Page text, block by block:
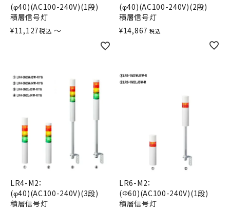
補修パーツ
パトライトカタログ
(φ40)(AC100-240V)(1段)
積層信号灯
¥11,127税込 〜
(φ40)(AC100-240V)(2段)
積層信号灯
¥14,867 税込
LR4-M2：
(φ40)(AC100-240V)(3段)
積層信号灯
LR6-M2：
(Φ60)(AC100-240V)(1段)
積層信号灯